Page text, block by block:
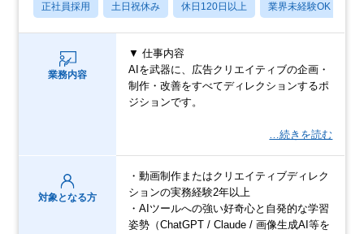
正社員採用 土日祝休み 休日120日以上 業界未経験OK
業務内容
▼ 仕事内容
AIを武器に、広告クリエイティブの企画・
制作・改善をすべてディレクションするポ
ジションです。
…続きを読む
対象となる方
・動画制作またはクリエイティブディレク
ションの実務経験2年以上
・AIツールへの強い好奇心と自発的な学習
姿勢（ChatGPT / Claude / 画像生成AI等を